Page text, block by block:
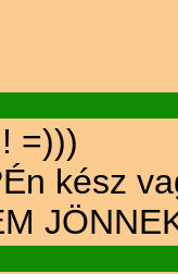
=)))
kész